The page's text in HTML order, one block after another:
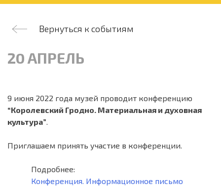
Вернуться к событиям
20 АПРЕЛЬ
9 июня 2022 года музей проводит конференцию
“Королевский Гродно. Материальная и духовная
культура”.
Приглашаем принять участие в конференции.
Подробнее:
Конференция. Информационное письмо